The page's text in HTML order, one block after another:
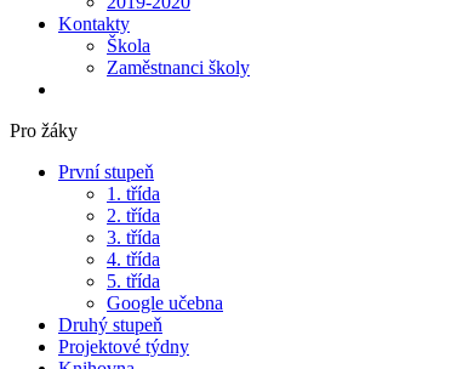
Kontakty
Škola
Zaměstnanci školy
Pro žáky
První stupeň
1. třída
2. třída
3. třída
4. třída
5. třída
Google učebna
Druhý stupeň
Projektové týdny